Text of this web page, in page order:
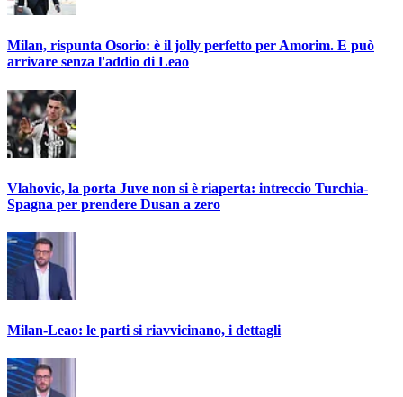
Milan, rispunta Osorio: è il jolly perfetto per Amorim. E può
arrivare senza l'addio di Leao
Vlahovic, la porta Juve non si è riaperta: intreccio Turchia-
Spagna per prendere Dusan a zero
Milan-Leao: le parti si riavvicinano, i dettagli